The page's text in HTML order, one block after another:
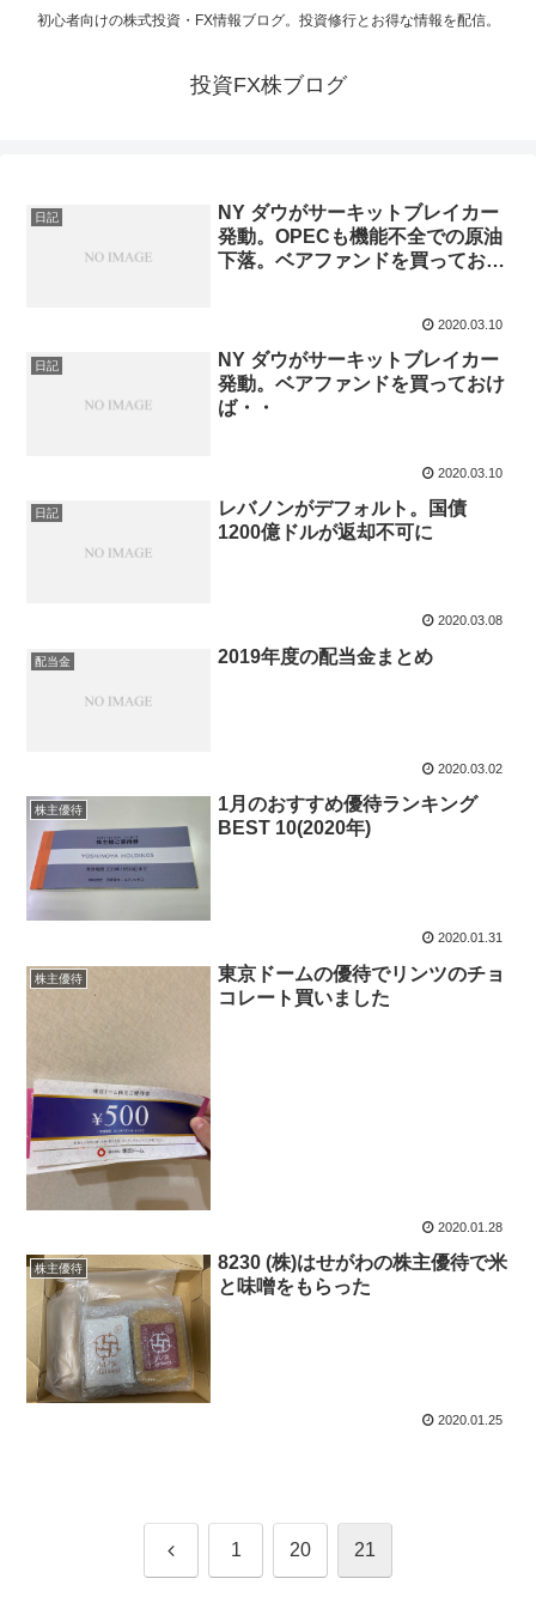
初心者向けの株式投資・FX情報ブログ。投資修行とお得な情報を配信。
投資FX株ブログ
日記
NY ダウがサーキットブレイカー
発動。OPECも機能不全での原油
下落。ベアファンドを買っておけ
2020.03.10
日記
NY ダウがサーキットブレイカー
発動。ベアファンドを買っておけ
ば・・
2020.03.10
日記
レバノンがデフォルト。国債
1200億ドルが返却不可に
2020.03.08
配当金 2019年度の配当金まとめ
2020.03.02
株主優待
1月のおすすめ優待ランキング
BEST 10(2020年)
2020.01.31
株主優待
東京ドームの優待でリンツのチョ
コレート買いました
2020.01.28
株主優待
8230 (株)はせがわの株主優待で米
と味噌をもらった
2020.01.25
前 1 20 21